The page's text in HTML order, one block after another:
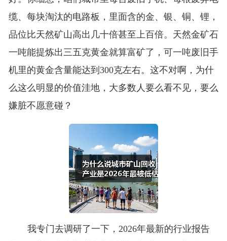
缆、每块淘汰的电路板，里面含的金、银、铜、锂，
品位比天然矿山高出几十倍甚至上百倍。天然金矿石
一吨能提炼出三五克黄金就算富矿了，可一吨废旧手
机里的黄金含量能达到300克左右。这不对啊，为什
么这么明显的价值洼地，大多数人要么看不见，要么
嫌脏不愿意碰？
我专门去调研了一下，2026年最新的行业报告